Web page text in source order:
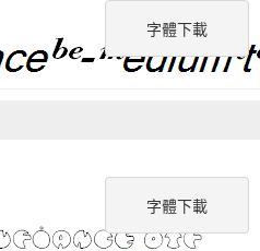
字體下載
字體下載